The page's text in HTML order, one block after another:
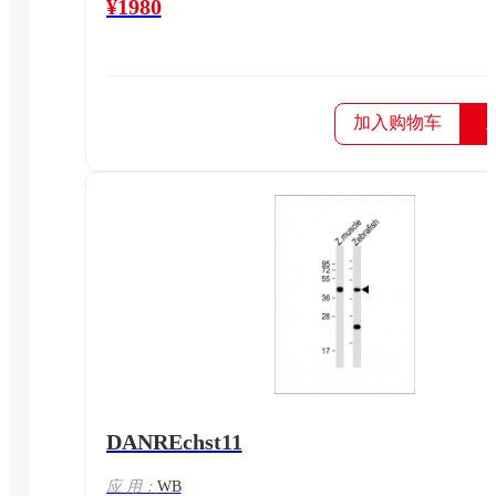
¥1980
加入购物车
DANREchst11
应 用： WB